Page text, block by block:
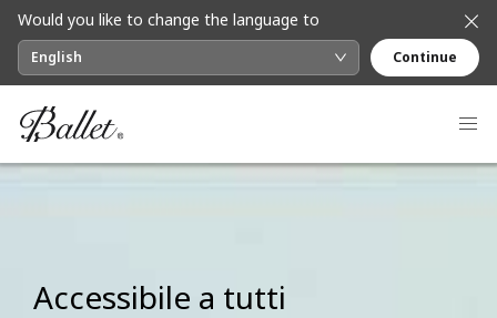
Would you like to change the language to
English Continue
Accessibile a tutti